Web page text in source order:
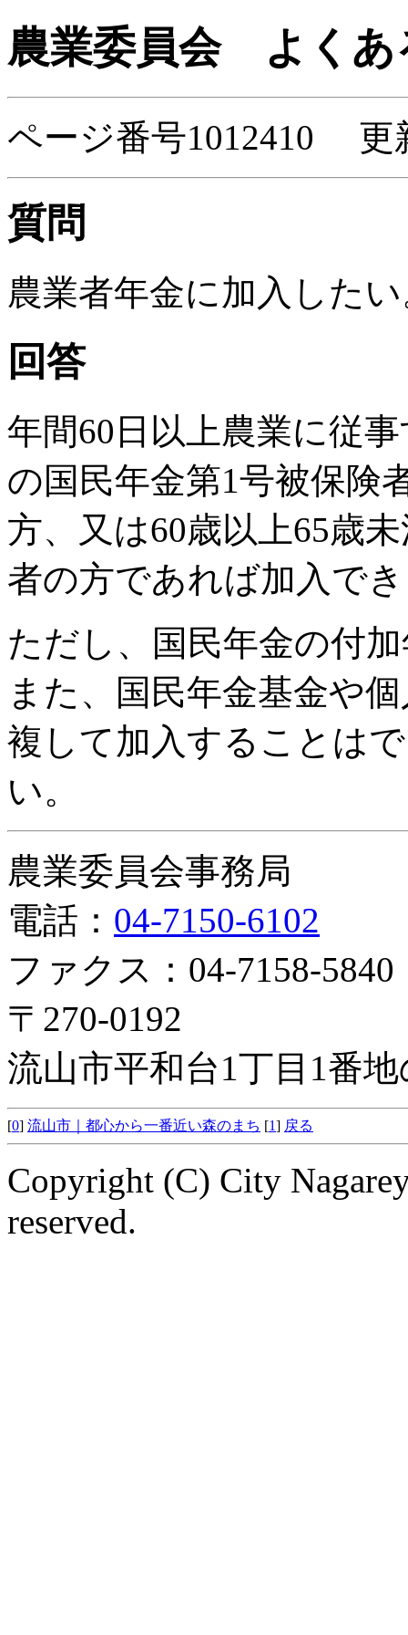
農業委員会よくあ
ページ番号1012410 更
質問
農業者年金に加入した
回答
年間60日以上農業に従
の国民年金第1号被保険
方、又は60歳以上65歳
者の方であれば加入で
ただし、国民年金の付
また、国民年金基金や
複して加入することは
い。
農業委員会事務局
電話： 04-7150-6102
ファクス：04-7158-5840
〒270-0192
流山市平和台1丁目1番
[0] 流山市｜都心から一番近い森のまち [1] 戻る
Copyright (C) City
reserved.